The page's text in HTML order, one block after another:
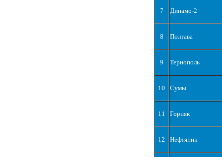
7 Динамо-2
8 Полтава
9 Тернополь
10 Сумы
11 Горняк
12 Нефтяник